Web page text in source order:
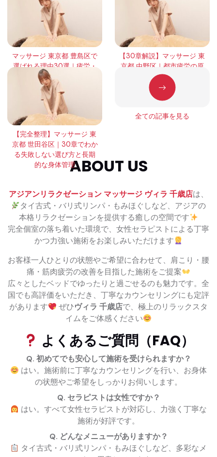
方
違いを徹底整理
マッサージ 東京都 豊島区で
選ばれる理由30選｜疲労・
緊張・回復の本質を徹底解
説
【30章解説】マッサージ 東
京都 中野区｜都市疲労の原
因と正しい整え方
【完全整理】マッサージ 東
京都 世田谷区｜30章でわか
る失敗しない選び方と長期
的な身体管理
全ての記事を見る
ABOUT US
アジアンリラクゼーション マッサージ ヴィラ 千歳店は、
タイ古式・バリ式リンパ・もみほぐしなど、アジアの
本格リラクゼーションを提供する癒しの空間です
完全個室の落ち着いた環境で、女性セラピストによる丁寧
かつ力強い施術をお楽しみいただけます
お客様一人ひとりの状態やご希望に合わせて、肩こり・腰
痛・筋肉疲労の改善を目指した施術をご提案
広々としたベッドでゆったりと過ごせるのも魅力です。全
国でも高評価をいただき、丁寧なカウンセリングにも定評
があります
ぜひヴィラ 千歳店で、極上のリラックスタ
イムをご体感ください
よくあるご質問（FAQ）
Q. 初めてでも安心して施術を受けられますか？
はい。施術前に丁寧なカウンセリングを行い、お身体
の状態やご希望をしっかりお伺いします。
Q. セラピストは女性ですか？
はい。すべて女性セラピストが対応し、力強く丁寧な
施術が好評です。
Q. どんなメニューがありますか？
タイ古式・バリ式リンパ・もみほぐしなど、多彩なメ